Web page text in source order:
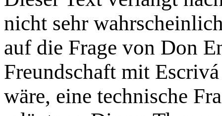
nicht sehr
auf die Frage von Don
Freundschaft mit
wäre, eine technische